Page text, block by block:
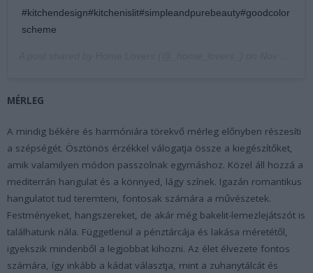
#kitchendesign#kitchenislit#simpleandpurebeauty#goodcolor
scheme
MÉRLEG
A mindig békére és harmóniára törekvő mérleg előnyben részesíti
a szépségét. Ösztönös érzékkel válogatja össze a kiegészítőket,
amik valamilyen módon passzolnak egymáshoz. Közel áll hozzá a
mediterrán hangulat és a könnyed, lágy színek. Igazán romantikus
hangulatot tud teremteni, fontosak számára a művészetek.
Festményeket, hangszereket, de akár még bakelit-lemezlejátszót is
találhatunk nála. Függetlenül a pénztárcája és lakása méretétől,
igyekszik mindenből a legjobbat kihozni. Az élet élvezete fontos
számára, így inkább a kádat választja, mint a zuhanytálcát és